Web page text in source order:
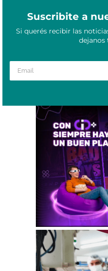
Suscribite a
Si querés recibir las
dejanos